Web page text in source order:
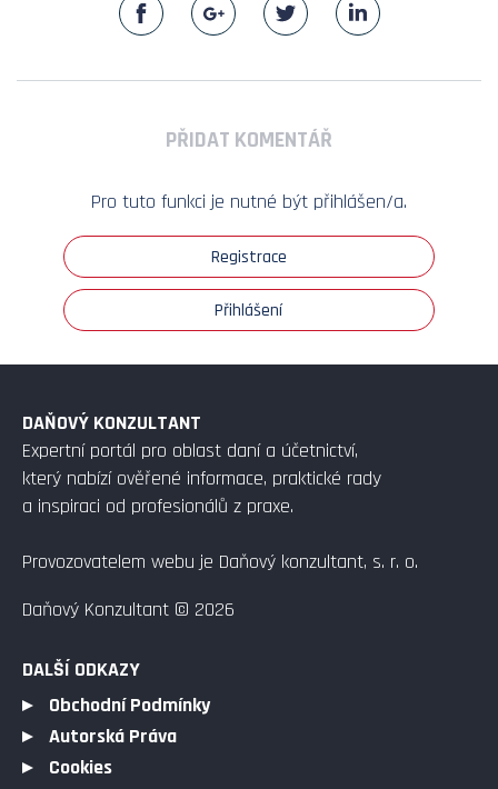
PŘIDAT KOMENTÁŘ
Pro tuto funkci je nutné být přihlášen/a.
Registrace
Přihlášení
DAŇOVÝ KONZULTANT
Expertní portál pro oblast daní a účetnictví,
který nabízí ověřené informace, praktické rady
a inspiraci od profesionálů z praxe.
Provozovatelem webu je Daňový konzultant, s. r. o.
Daňový Konzultant © 2026
DALŠÍ ODKAZY
Obchodní Podmínky
Autorská Práva
Cookies